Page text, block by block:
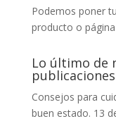
Podemos poner
producto o página
Lo último de
publicaciones
Consejos para
buen estado. 13